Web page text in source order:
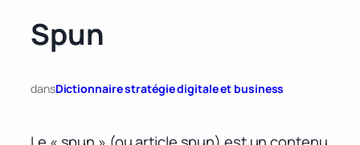
Spun
dansDictionnaire stratégie digitale et business